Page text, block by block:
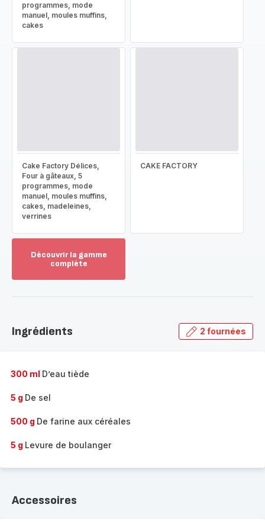
programmes, mode
manuel, moules muffins,
cakes
Cake Factory Délices,
Four à gâteaux, 5
programmes, mode
manuel, moules muffins,
cakes, madeleines,
verrines
CAKE FACTORY
Découvrir la gamme
complète
gamme
Ingrédients 2 fournées
300 ml D’eau tiède
5 g De sel
500 g De farine aux céréales
5 g Levure de boulanger
Accessoires